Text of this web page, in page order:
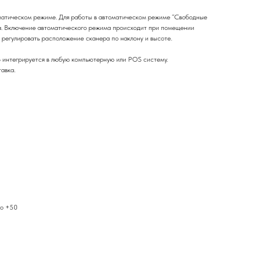
режиме. Для работы в автоматическом режиме “Свободные
Включение автоматического режима происходит при помещении
расположение сканера по наклону и высоте.
в любую компьютерную или POS систему.
+50